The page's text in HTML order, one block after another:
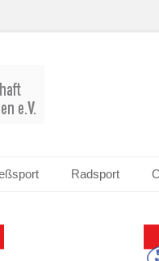
e. V.
Radsport